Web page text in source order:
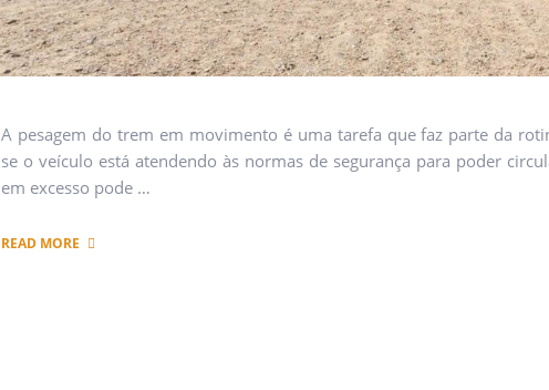
A pesagem do trem em movimento é uma tarefa que faz parte da
se o veículo está atendendo às normas de segurança para poder
em excesso pode …
READ MORE